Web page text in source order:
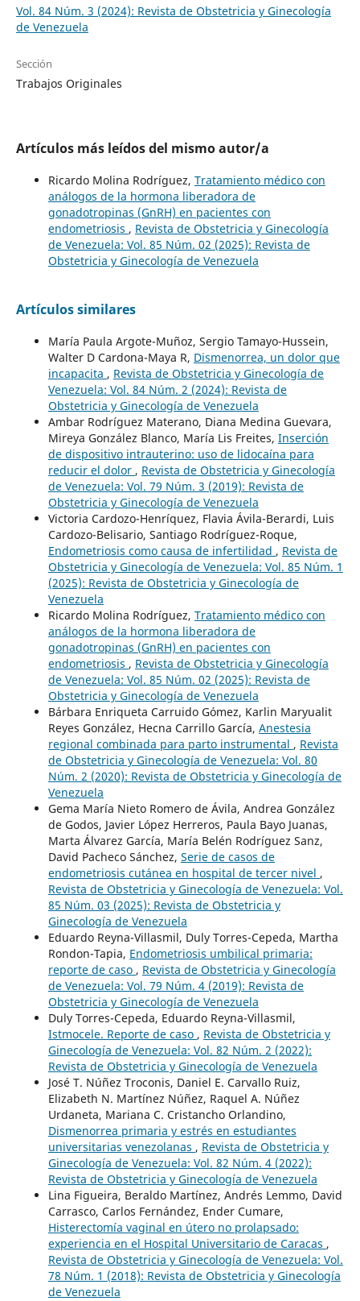
Vol. 84 Núm. 3 (2024): Revista de Obstetricia y Ginecología
de Venezuela
Sección
Trabajos Originales
Artículos más leídos del mismo autor/a
Ricardo Molina Rodríguez, Tratamiento médico con
análogos de la hormona liberadora de
gonadotropinas (GnRH) en pacientes con
endometriosis , Revista de Obstetricia y Ginecología
de Venezuela: Vol. 85 Núm. 02 (2025): Revista de
Obstetricia y Ginecología de Venezuela
Artículos similares
María Paula Argote-Muñoz, Sergio Tamayo-Hussein,
Walter D Cardona-Maya R, Dismenorrea, un dolor que
incapacita , Revista de Obstetricia y Ginecología de
Venezuela: Vol. 84 Núm. 2 (2024): Revista de
Obstetricia y Ginecología de Venezuela
Ambar Rodríguez Materano, Diana Medina Guevara,
Mireya González Blanco, María Lis Freites, Inserción
de dispositivo intrauterino: uso de lidocaína para
reducir el dolor , Revista de Obstetricia y Ginecología
de Venezuela: Vol. 79 Núm. 3 (2019): Revista de
Obstetricia y Ginecología de Venezuela
Victoria Cardozo-Henríquez, Flavia Ávila-Berardi, Luis
Cardozo-Belisario, Santiago Rodríguez-Roque,
Endometriosis como causa de infertilidad , Revista de
Obstetricia y Ginecología de Venezuela: Vol. 85 Núm. 1
(2025): Revista de Obstetricia y Ginecología de
Venezuela
Ricardo Molina Rodríguez, Tratamiento médico con
análogos de la hormona liberadora de
gonadotropinas (GnRH) en pacientes con
endometriosis , Revista de Obstetricia y Ginecología
de Venezuela: Vol. 85 Núm. 02 (2025): Revista de
Obstetricia y Ginecología de Venezuela
Bárbara Enriqueta Carruido Gómez, Karlin Maryualit
Reyes González, Hecna Carrillo García, Anestesia
regional combinada para parto instrumental , Revista
de Obstetricia y Ginecología de Venezuela: Vol. 80
Núm. 2 (2020): Revista de Obstetricia y Ginecología de
Venezuela
Gema María Nieto Romero de Ávila, Andrea González
de Godos, Javier López Herreros, Paula Bayo Juanas,
Marta Álvarez García, María Belén Rodríguez Sanz,
David Pacheco Sánchez, Serie de casos de
endometriosis cutánea en hospital de tercer nivel ,
Revista de Obstetricia y Ginecología de Venezuela: Vol.
85 Núm. 03 (2025): Revista de Obstetricia y
Ginecología de Venezuela
Eduardo Reyna-Villasmil, Duly Torres-Cepeda, Martha
Rondon-Tapia, Endometriosis umbilical primaria:
reporte de caso , Revista de Obstetricia y Ginecología
de Venezuela: Vol. 79 Núm. 4 (2019): Revista de
Obstetricia y Ginecología de Venezuela
Duly Torres-Cepeda, Eduardo Reyna-Villasmil,
Istmocele. Reporte de caso , Revista de Obstetricia y
Ginecología de Venezuela: Vol. 82 Núm. 2 (2022):
Revista de Obstetricia y Ginecología de Venezuela
José T. Núñez Troconis, Daniel E. Carvallo Ruiz,
Elizabeth N. Martínez Núñez, Raquel A. Núñez
Urdaneta, Mariana C. Cristancho Orlandino,
Dismenorrea primaria y estrés en estudiantes
universitarias venezolanas , Revista de Obstetricia y
Ginecología de Venezuela: Vol. 82 Núm. 4 (2022):
Revista de Obstetricia y Ginecología de Venezuela
Lina Figueira, Beraldo Martínez, Andrés Lemmo, David
Carrasco, Carlos Fernández, Ender Cumare,
Histerectomía vaginal en útero no prolapsado:
experiencia en el Hospital Universitario de Caracas ,
Revista de Obstetricia y Ginecología de Venezuela: Vol.
78 Núm. 1 (2018): Revista de Obstetricia y Ginecología
de Venezuela